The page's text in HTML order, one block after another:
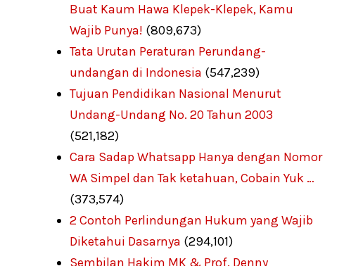
Buat Kaum Hawa Klepek-Klepek, Kamu
Wajib Punya! (809,673)
Tata Urutan Peraturan Perundang-
undangan di Indonesia (547,239)
Tujuan Pendidikan Nasional Menurut
Undang-Undang No. 20 Tahun 2003
(521,182)
Cara Sadap Whatsapp Hanya dengan Nomor
WA Simpel dan Tak ketahuan, Cobain Yuk …
(373,574)
2 Contoh Perlindungan Hukum yang Wajib
Diketahui Dasarnya (294,101)
Sembilan Hakim MK & Prof. Denny